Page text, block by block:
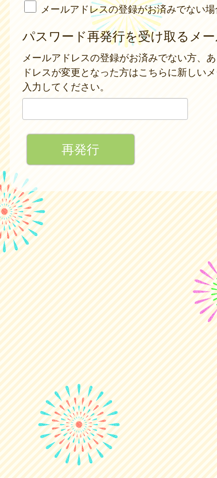
メールアドレスの登録がお済みでない
パスワード再発行を受け取るメ
メールアドレスの登録がお済みでない方、
ドレスが変更となった方はこちらに新しい
入力してください。